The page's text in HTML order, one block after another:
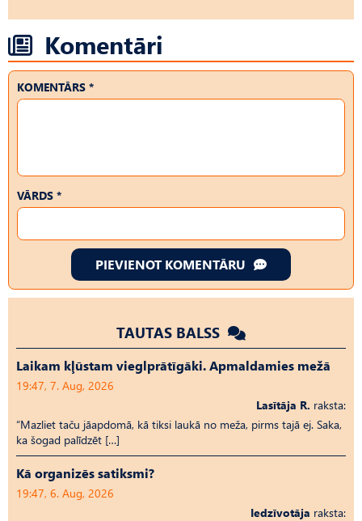
Komentāri
KOMENTĀRS *
VĀRDS *
PIEVIENOT KOMENTĀRU
TAUTAS BALSS
Laikam kļūstam vieglprātīgāki. Apmaldamies mežā
19:47, 7. Aug, 2026
Lasītāja R. raksta:
“Mazliet taču jāapdomā, kā tiksi laukā no meža, pirms tajā ej. Saka,
ka šogad palīdzēt […]
Kā organizēs satiksmi?
19:47, 6. Aug, 2026
Iedzīvotāja raksta: